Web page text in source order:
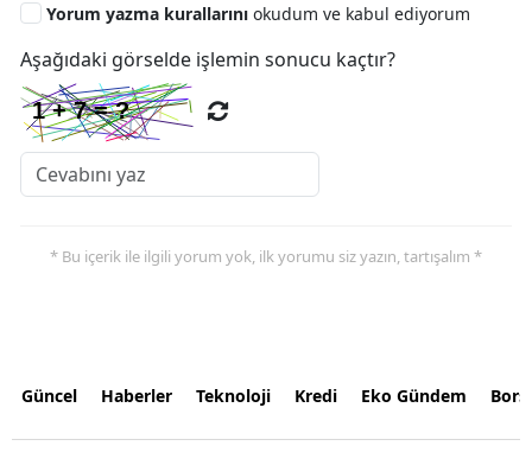
Yorum yazma kurallarını okudum ve kabul ediyorum
Aşağıdaki görselde işlemin sonucu kaçtır?
* Bu içerik ile ilgili yorum yok, ilk yorumu siz yazın, tartışalım *
Güncel Haberler Teknoloji Kredi Eko Gündem